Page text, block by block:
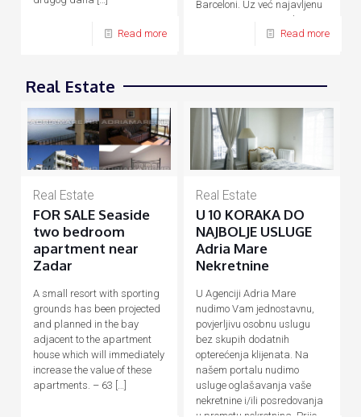
Read more
Barceloni. Uz već najavljenu
novu F seriju pametnih
uređaja temeljenu na AI[…]
Read more
Real Estate
Real Estate
FOR SALE Seaside
two bedroom
apartment near
Zadar
A small resort with sporting
grounds has been projected
and planned in the bay
adjacent to the apartment
house which will immediately
increase the value of these
apartments. – 63 […]
Real Estate
U 10 KORAKA DO
NAJBOLJE USLUGE
Adria Mare
Nekretnine
U Agenciji Adria Mare
nudimo Vam jednostavnu,
povjerljivu osobnu uslugu
bez skupih dodatnih
opterećenja klijenata. Na
našem portalu nudimo
usluge oglašavanja vaše
nekretnine i/ili posredovanja